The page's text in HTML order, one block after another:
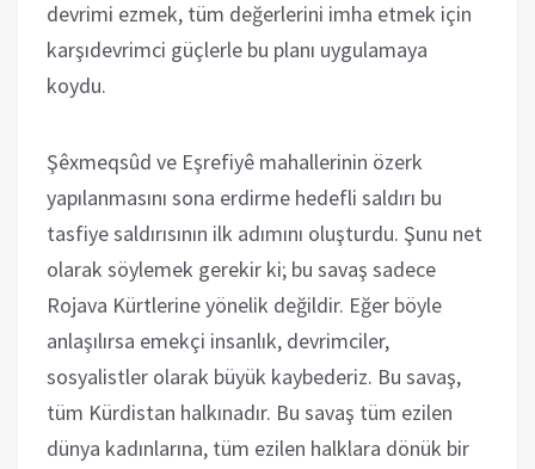
devrimi ezmek, tüm değerlerini imha etmek için
karşıdevrimci güçlerle bu planı uygulamaya
koydu.
Şêxmeqsûd ve Eşrefiyê mahallerinin özerk
yapılanmasını sona erdirme hedefli saldırı bu
tasfiye saldırısının ilk adımını oluşturdu. Şunu net
olarak söylemek gerekir ki; bu savaş sadece
Rojava Kürtlerine yönelik değildir. Eğer böyle
anlaşılırsa emekçi insanlık, devrimciler,
sosyalistler olarak büyük kaybederiz. Bu savaş,
tüm Kürdistan halkınadır. Bu savaş tüm ezilen
dünya kadınlarına, tüm ezilen halklara dönük bir